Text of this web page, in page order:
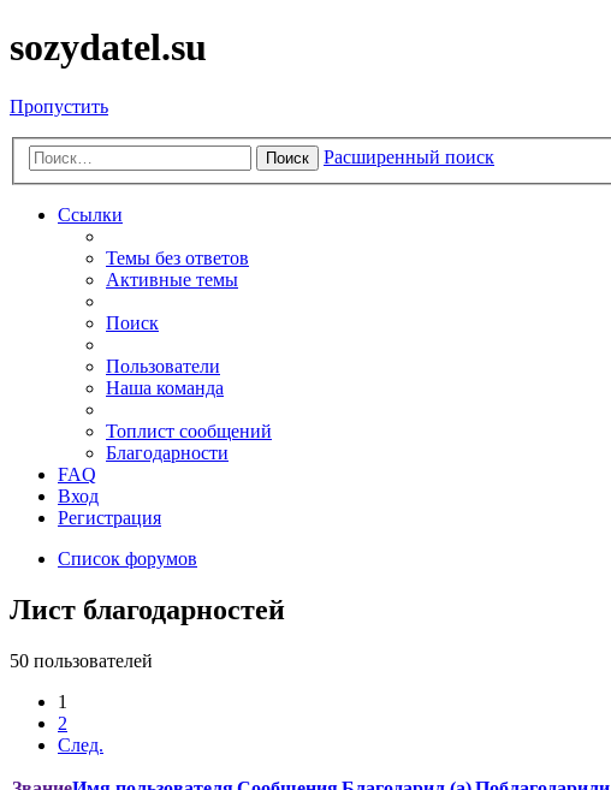
sozydatel.su
Пропустить
Поиск Расширенный поиск
Ссылки
Темы без ответов
Активные темы
Поиск
Пользователи
Наша команда
Топлист сообщений
Благодарности
FAQ
Вход
Регистрация
Список форумов
Лист благодарностей
50 пользователей
1
2
След.